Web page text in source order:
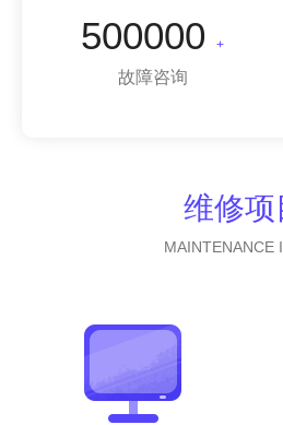
500000 +
故障咨询
维修项
MAINTENANCE